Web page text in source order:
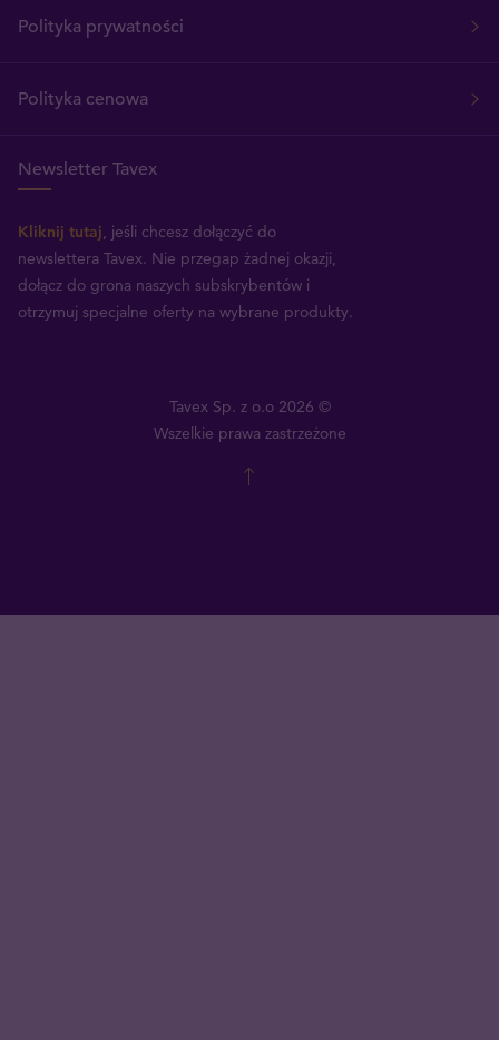
Polityka prywatności
Polityka cenowa
Newsletter Tavex
Kliknij tutaj , jeśli chcesz dołączyć do
newslettera Tavex. Nie przegap żadnej okazji,
dołącz do grona naszych subskrybentów i
otrzymuj specjalne oferty na wybrane produkty.
Tavex Sp. z o.o 2026 ©
Wszelkie prawa zastrzeżone